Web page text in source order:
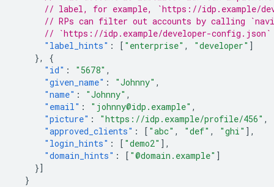
// label, for example, `https://idp.example/
// RPs can filter out accounts by calling
// `https://idp.example/developer-
"label_hints" : [ "enterprise" , "developer" ]
},
{
"id" : "5678" ,
"given_name" : "Johnny" ,
"name" : "Johnny" ,
"email" : "johnny@idp.example" ,
"picture" : "https://idp.example/profile/456" ,
"approved_clients" : [ "abc" , "def" , "ghi" ],
"login_hints" : [ "demo2" ],
"domain_hints" : [ "@domain.example" ]
}]
}